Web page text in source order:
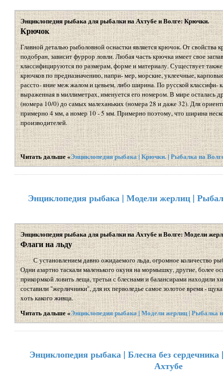
Энциклопедия рыбака для рыбалки на Ахтубе и Волге: Крючки.
Крючок
Главной деталью рыболовной оснастки является крючок. От свойства
подобран, зависит фуррор ловли. Любая часть крючка имеет свое
классифицируются по размерам, форме и материалу. Существует
крючков по предназначению, напри- мер, морские, уклеечные,
рассто- яние меж жалом и цевьем, либо ширина. По русской классифи-
выраженная в миллиметрах, именуется его номером. В мире осталась
(номера 10/0) до самых малеханьких (номера 28 и даже 32). Для
примерно 4 мм, а номер 10 - 5 мм. Примерно поэтому, что ширина
производителей.
Читать дальше «Энциклопедия рыбака | Крючки. | Рыбалка на
Энциклопедия рыбака | Модели жерлиц |
Энциклопедия рыбака для рыбалки на Ахтубе и Волге: Модели
Флаги на льду
С установлением давно ожидаемого льда, огромное количество
Одни азартно таскали маленького окуня на мормышку, другие, более
прикормкой ловить леща, третьи с блеснами и балансирами находили
составили "жерличники", для их перволедье самое золотое время -
хоть какого живца.
Читать дальше «Энциклопедия рыбака | Модели жерлиц | Рыбалка
Энциклопедия рыбака | Блесна без
Ахтубе